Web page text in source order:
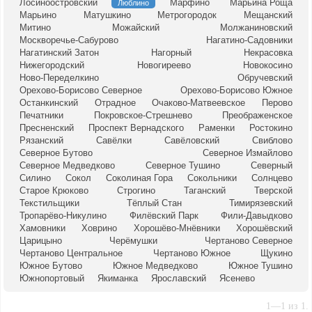
Лосиноостровский
Люблино Марфино
Марьина Роща
Марьино
Матушкино Метрогородок
Мещанский
Митино
Можайский
Молжаниновский
Москворечье-Сабурово
Нагатино-Садовники
Нагатинский Затон
Нагорный
Некрасовка
Нижегородский
Новогиреево
Новокосино
Ново-Переделкино
Обручевский
Орехово-Борисово Северное
Орехово-Борисово Южное
Останкинский
Отрадное Очаково-Матвеевское
Перово
Печатники
Покровское-Стрешнево
Преображенское
Пресненский
Проспект Вернадского Раменки
Ростокино
Рязанский
Савёлки Савёловский
Свиблово
Северное Бутово
Северное Измайлово
Северное Медведково
Северное Тушино
Северный
Силино
Сокол Соколиная Гора Сокольники
Солнцево
Старое Крюково
Строгино Таганский
Тверской
Текстильщики
Тёплый Стан
Тимирязевский
Тропарёво-Никулино
Филёвский Парк
Фили-Давыдково
Хамовники
Ховрино Хорошёво-Мнёвники
Хорошёвский
Царицыно
Черёмушки
Чертаново Северное
Чертаново Центральное
Чертаново Южное
Щукино
Южное Бутово
Южное Медведково
Южное Тушино
Южнопортовый
Якиманка Ярославский Ясенево
1—1 из 1.